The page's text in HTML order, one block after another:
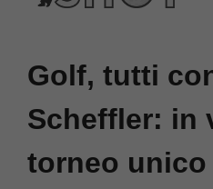
contenuto
Golf, tutti
Scheffler: in
torneo unico